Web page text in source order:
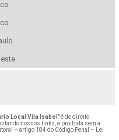
Local Vila Isabel " é de direito
nossos links, é proibida sem a
– artigo 184 do Código Penal –
Lei